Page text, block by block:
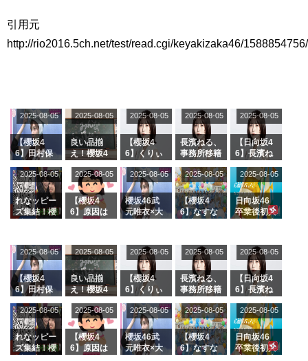
引用元
http://rio2016.5ch.net/test/read.cgi/keyakizaka46/1588854756/
【櫻坂4
6】田村保
ージを脱い
でいた理由
2025-08-05
良い品揃
え！櫻坂4
グル『Mak
e or Brea
k』オフィ
シャルグッ
ズ絶賛販売
2025-08-05
【櫻坂4
6】くりぃ
の2人を手
玉に取る大
沼晶保【く
りぃむナン
タラ】
2025-08-05
長濱ねる、
事務所移籍
属を発表
2025-08-05
【日向坂4
6】長濱ね
ら移籍しフ
ラーム所属
に。これで
事務所に所
属している
がこちら
2025-08-05
れなッピー
ズ集結！櫻
理子、8/6
「ラヴィッ
ト！」水曜
スタジオ出
演決定
2025-08-05
【櫻坂4
6】原因は
uddiesを
ざわつかせ
る...
2025-08-05
櫻坂46武
元唯衣×大
カップお姉
さんに恐怖
【くりぃむ
ナンタラ】
2025-08-05
【櫻坂4
6】なすな
2曲目っ
て...【ラヴ
ィット 東
京ドーム公
演】
2025-08-05
日向坂46
卒業後初共
師匠オード
リー若林さ
んと再会し
た結果･･･
【激レアさ
きた。】
2025-08-05
【櫻坂4
6】田村保
ージを脱い
でいた理由
2025-08-05
良い品揃
え！櫻坂4
グル『Mak
e or Brea
k』オフィ
シャルグッ
ズ絶賛販売
2025-08-05
【櫻坂4
6】くりぃ
の2人を手
玉に取る大
沼晶保【く
りぃむナン
タラ】
2025-08-05
長濱ねる、
事務所移籍
属を発表
2025-08-05
【日向坂4
6】長濱ね
ら移籍しフ
ラーム所属
に。これで
事務所に所
属している
2025-08-05
れなッピー
ズ集結！櫻
2025-08-05
【櫻坂4
6】原因は
2025-08-05
櫻坂46武
元唯衣×大
2025-08-05
【櫻坂4
6】なすな
2025-08-05
日向坂46
卒業後初共
2025-08-05